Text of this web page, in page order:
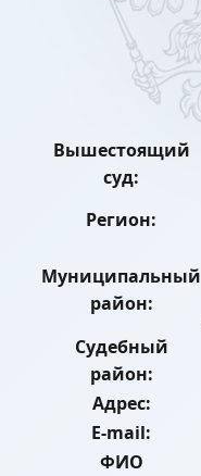
Вышестоящий
суд:
Регион:
Муниципальный
район:
Судебный
район:
Адрес:
E-mail:
ФИО